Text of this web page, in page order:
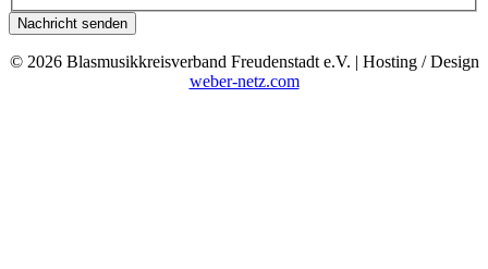
Nachricht senden
© 2026 Blasmusikkreisverband Freudenstadt e.V. | Hosting / Design
weber-netz.com